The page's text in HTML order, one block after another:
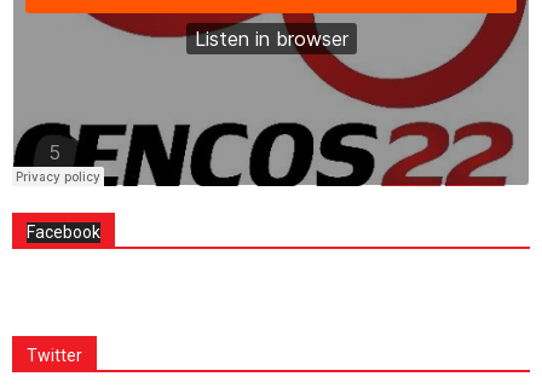
Facebook
Twitter